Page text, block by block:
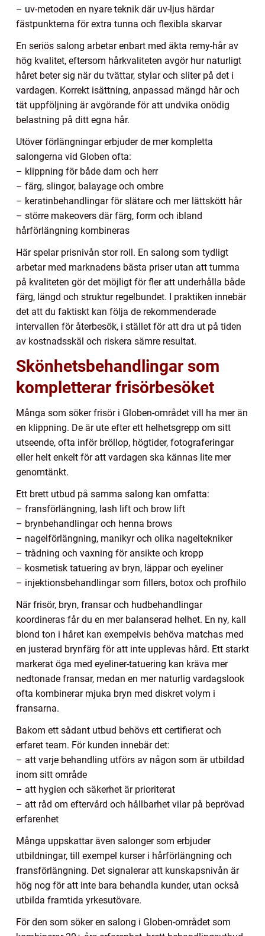
– uv-metoden en nyare teknik där uv-ljus härdar
fästpunkterna för extra tunna och flexibla skarvar
En seriös salong arbetar enbart med äkta remy-hår av
hög kvalitet, eftersom hårkvaliteten avgör hur naturligt
håret beter sig när du tvättar, stylar och sliter på det i
vardagen. Korrekt isättning, anpassad mängd hår och
tät uppföljning är avgörande för att undvika onödig
belastning på ditt egna hår.
Utöver förlängningar erbjuder de mer kompletta
salongerna vid Globen ofta:
– klippning för både dam och herr
– färg, slingor, balayage och ombre
– keratinbehandlingar för slätare och mer lättskött hår
– större makeovers där färg, form och ibland
hårförlängning kombineras
Här spelar prisnivån stor roll. En salong som tydligt
arbetar med marknadens bästa priser utan att tumma
på kvaliteten gör det möjligt för fler att underhålla både
färg, längd och struktur regelbundet. I praktiken innebär
det att du faktiskt kan följa de rekommenderade
intervallen för återbesök, i stället för att dra ut på tiden
av kostnadsskäl och riskera sämre resultat.
Skönhetsbehandlingar som
kompletterar frisörbesöket
Många som söker frisör i Globen-området vill ha mer än
en klippning. De är ute efter ett helhetsgrepp om sitt
utseende, ofta inför bröllop, högtider, fotograferingar
eller helt enkelt för att vardagen ska kännas lite mer
genomtänkt.
Ett brett utbud på samma salong kan omfatta:
– fransförlängning, lash lift och brow lift
– brynbehandlingar och henna brows
– nagelförlängning, manikyr och olika nageltekniker
– trådning och vaxning för ansikte och kropp
– kosmetisk tatuering av bryn, läppar och eyeliner
– injektionsbehandlingar som fillers, botox och profhilo
När frisör, bryn, fransar och hudbehandlingar
koordineras får du en mer balanserad helhet. En ny, kall
blond ton i håret kan exempelvis behöva matchas med
en justerad brynfärg för att inte upplevas hård. Ett starkt
markerat öga med eyeliner-tatuering kan kräva mer
nedtonade fransar, medan en mer naturlig vardagslook
ofta kombinerar mjuka bryn med diskret volym i
fransarna.
Bakom ett sådant utbud behövs ett certifierat och
erfaret team. För kunden innebär det:
– att varje behandling utförs av någon som är utbildad
inom sitt område
– att hygien och säkerhet är prioriterat
– att råd om eftervård och hållbarhet vilar på beprövad
erfarenhet
Många uppskattar även salonger som erbjuder
utbildningar, till exempel kurser i hårförlängning och
fransförlängning. Det signalerar att kunskapsnivån är
hög nog för att inte bara behandla kunder, utan också
utbilda framtida yrkesutövare.
För den som söker en salong i Globen-området som